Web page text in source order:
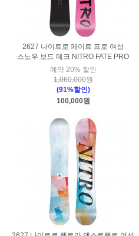
2627 나이트로 페이트 프로 여성
스노우 보드 데크 NITRO FATE PRO
예약 20% 할인
1,060,000원
(91%할인)
100,000원